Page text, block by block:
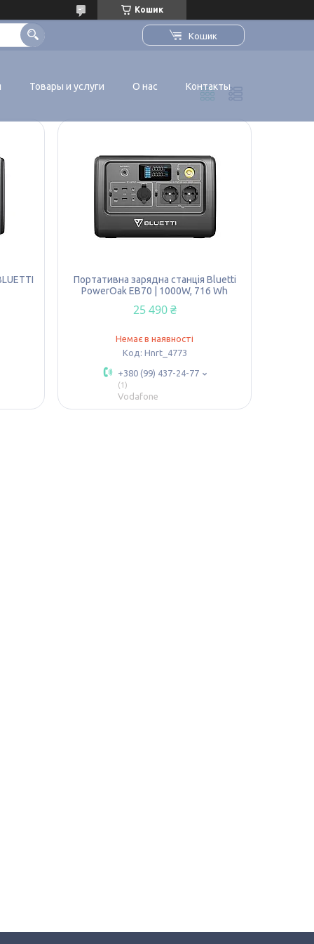
Кошик
Кошик
Товары и услуги О нас Контакты
Портативна зарядна станція Bluetti
PowerOak EB70 | 1000W, 716 Wh
25 490 ₴
Немає в наявності
Hnrt_4773
+380 (99) 437-24-77
1
Vodafone